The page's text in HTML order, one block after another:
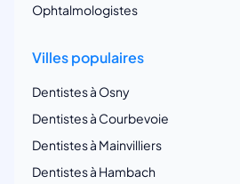
Ophtalmologistes
Villes populaires
Dentistes à Osny
Dentistes à Courbevoie
Dentistes à Mainvilliers
Dentistes à Hambach